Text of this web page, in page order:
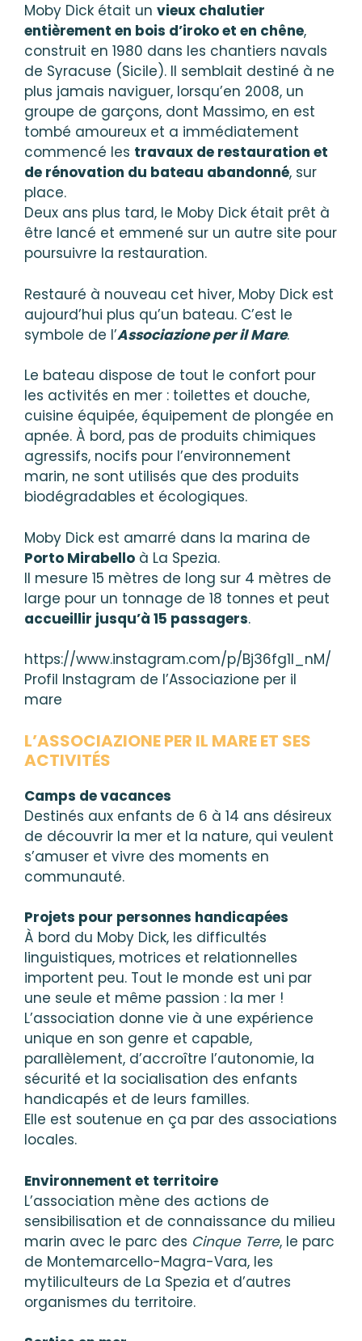
Moby Dick était un vieux chalutier
entièrement en bois d’iroko et en chêne,
construit en 1980 dans les chantiers navals
de Syracuse (Sicile). Il semblait destiné à ne
plus jamais naviguer, lorsqu’en 2008, un
groupe de garçons, dont Massimo, en est
tombé amoureux et a immédiatement
commencé les travaux de restauration et
de rénovation du bateau abandonné, sur
place.
Deux ans plus tard, le Moby Dick était prêt à
être lancé et emmené sur un autre site pour
poursuivre la restauration.
Restauré à nouveau cet hiver, Moby Dick est
aujourd’hui plus qu’un bateau. C’est le
symbole de l’Associazione per il Mare.
Le bateau dispose de tout le confort pour
les activités en mer : toilettes et douche,
cuisine équipée, équipement de plongée en
apnée. À bord, pas de produits chimiques
agressifs, nocifs pour l’environnement
marin, ne sont utilisés que des produits
biodégradables et écologiques.
Moby Dick est amarré dans la marina de
Porto Mirabello à La Spezia.
Il mesure 15 mètres de long sur 4 mètres de
large pour un tonnage de 18 tonnes et peut
accueillir jusqu’à 15 passagers.
https://www.instagram.com/p/Bj36fg1l_nM/
Profil Instagram de l’Associazione per il
mare
L’ASSOCIAZIONE PER IL MARE ET SES
ACTIVITÉS
Camps de vacances
Destinés aux enfants de 6 à 14 ans désireux
de découvrir la mer et la nature, qui veulent
s’amuser et vivre des moments en
communauté.
Projets pour personnes handicapées
À bord du Moby Dick, les difficultés
linguistiques, motrices et relationnelles
importent peu. Tout le monde est uni par
une seule et même passion : la mer !
L’association donne vie à une expérience
unique en son genre et capable,
parallèlement, d’accroître l’autonomie, la
sécurité et la socialisation des enfants
handicapés et de leurs familles.
Elle est soutenue en ça par des associations
locales.
Environnement et territoire
L’association mène des actions de
sensibilisation et de connaissance du milieu
marin avec le parc des Cinque Terre, le parc
de Montemarcello-Magra-Vara, les
mytiliculteurs de La Spezia et d’autres
organismes du territoire.